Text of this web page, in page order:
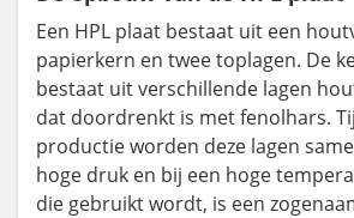
Een HPL plaat bestaat uit een
papierkern en twee toplagen. De
bestaat uit verschillende lagen
dat doordrenkt is met fenolhars.
productie worden deze lagen
hoge druk en bij een hoge
die gebruikt wordt, is een